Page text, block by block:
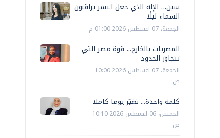
سين… الإله الذي جعل البشر يراقبون
السماء ليلًا
الجمعة، 07 اغسطس 2026 01:00 م
المصريات بالخارج... قوة مصر التي
تتجاوز الحدود
الجمعة، 07 اغسطس 2026 10:00
ص
كلمة واحدة... تغيّر يوما كاملا
الخميس، 06 اغسطس 2026 10:10
ص